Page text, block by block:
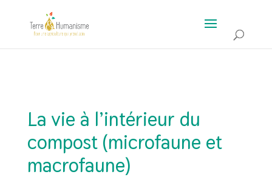
La vie à l’intérieur du
compost (microfaune et
macrofaune)